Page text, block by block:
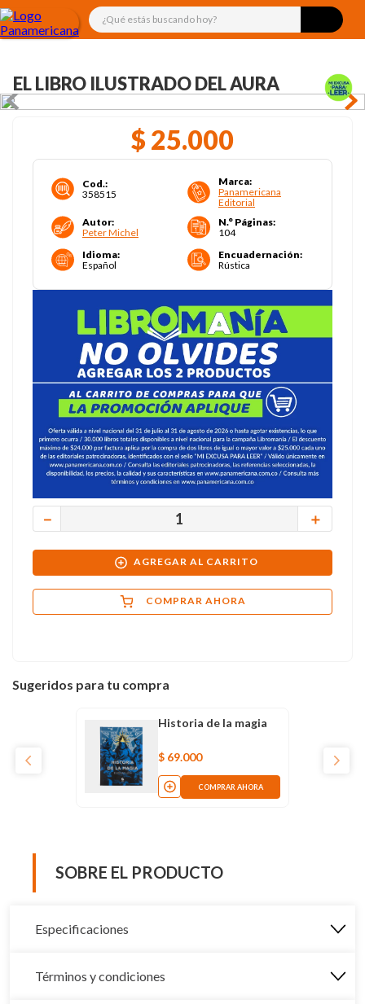
¿Qué estás buscando hoy?
EL LIBRO ILUSTRADO DEL AURA
$ 25.000
Cod.:
358515
Marca:
Panamericana
Editorial
Autor:
Peter Michel
N.° Páginas:
104
Idioma:
Español
Encuadernación:
Rústica
＋
－
AGREGAR AL CARRITO
COMPRAR AHORA
Sugeridos para tu compra
Historia de la magia
$ 69.000
COMPRAR AHORA
SOBRE EL PRODUCTO
Especificaciones
Términos y condiciones